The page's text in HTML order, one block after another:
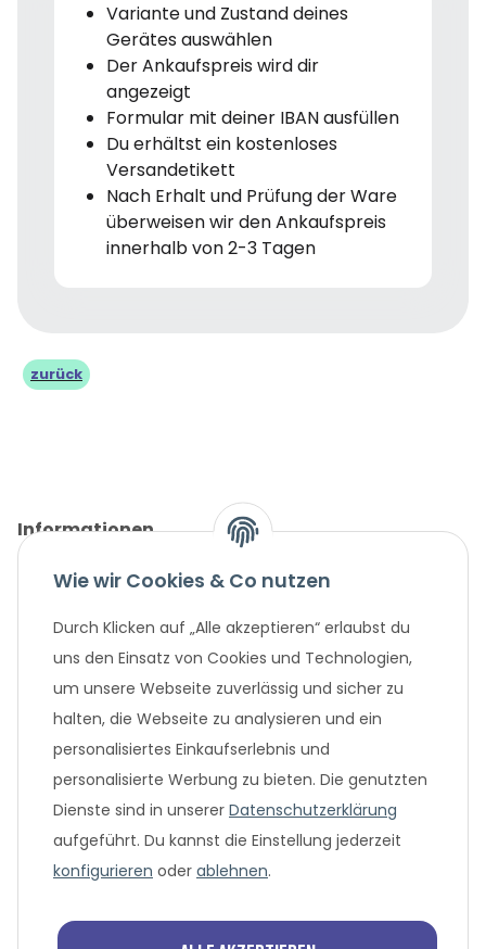
Variante und Zustand deines
Gerätes auswählen
Der Ankaufspreis wird dir
angezeigt
Formular mit deiner IBAN ausfüllen
Du erhältst ein kostenloses
Versandetikett
Nach Erhalt und Prüfung der Ware
überweisen wir den Ankaufspreis
innerhalb von 2-3 Tagen
zurück
Informationen
Gesetzliche Informationen
Unternehmen
Beliebte Angebote
* Alle Preisangaben in Euro, inklusive der gesetzlich geltenden
MwSt. und Versandkosten bei Überweisung oder 0%
Wie wir Cookies & Co nutzen
Durch Klicken auf „Alle akzeptieren“ erlaubst du
uns den Einsatz von Cookies und Technologien,
um unsere Webseite zuverlässig und sicher zu
halten, die Webseite zu analysieren und ein
personalisiertes Einkaufserlebnis und
personalisierte Werbung zu bieten. Die genutzten
Dienste sind in unserer Datenschutzerklärung
aufgeführt. Du kannst die Einstellung jederzeit
konfigurieren oder ablehnen.